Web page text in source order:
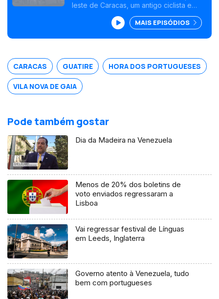
leste de Caracas, um antigo ciclista e
está a popularizar a pintura de murais nas
paredes de vários complexos
residenciais.
MAIS EPISÓDIOS
CARACAS GUATIRE HORA DOS PORTUGUESES
VILA NOVA DE GAIA
Pode também gostar
Dia da Madeira na Venezuela
Menos de 20% dos boletins de
voto enviados regressaram a
Lisboa
Vai regressar festival de Línguas
em Leeds, Inglaterra
Governo atento à Venezuela, tudo
bem com portugueses